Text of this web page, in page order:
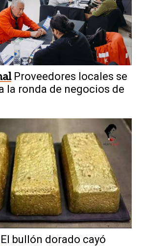
Proveedores locales se
la ronda de negocios de
El bullón dorado cayó